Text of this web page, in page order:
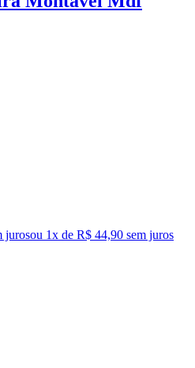
jurosou 1x de R$ 44,90 sem juros